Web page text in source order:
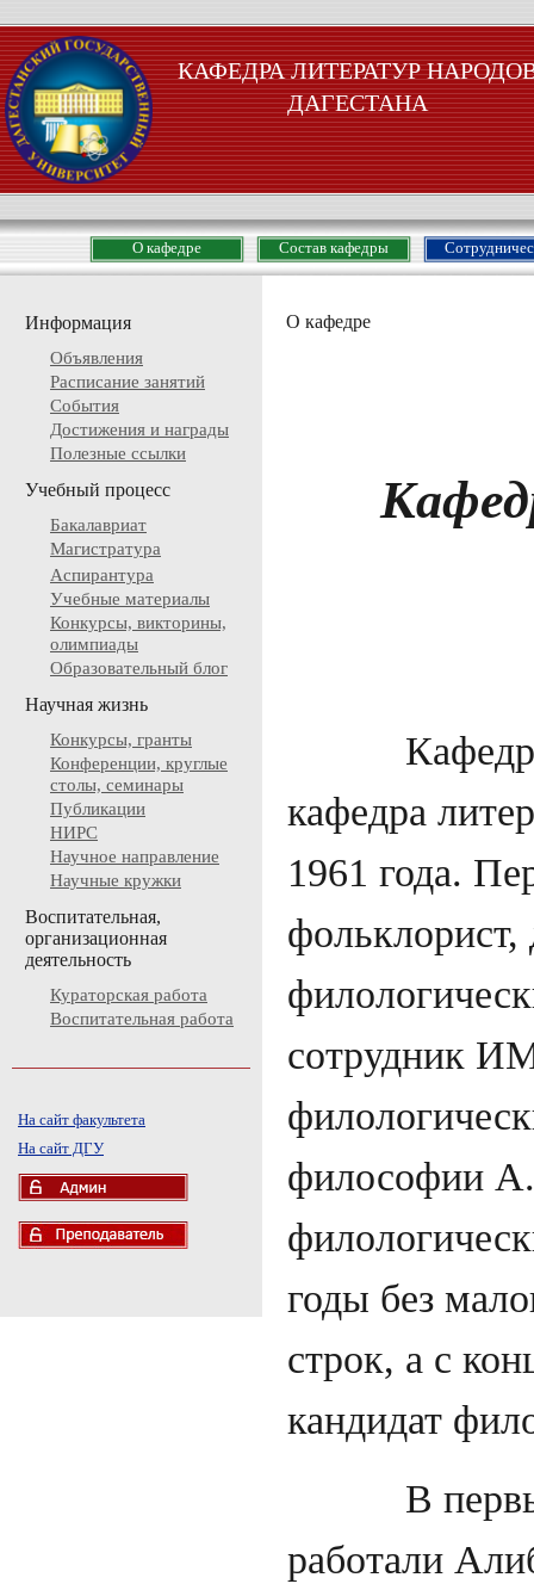
КАФЕДРА ЛИТЕРАТУР
ДАГЕСТАНА
О кафедре Состав кафедры
Информация
Объявления
Расписание занятий
События
Достижения и награды
Полезные ссылки
Учебный процесс
Бакалавриат
Магистратура
Аспирантура
Учебные материалы
Конкурсы, викторины,
олимпиады
Образовательный блог
Научная жизнь
Конкурсы, гранты
Конференции, круглые
столы, семинары
Публикации
НИРС
Научное направление
Научные кружки
Воспитательная,
организационная
деятельность
Кураторская работа
Воспитательная работа
На сайт факультета
На сайт ДГУ
О кафедре
Кафедра
кафедра
1961 года.
сотрудник
философии
годы без
строк, а с
кандидат
В первые
работали